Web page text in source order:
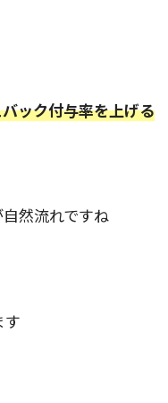
ック付与率を上げる
然流れですね
す